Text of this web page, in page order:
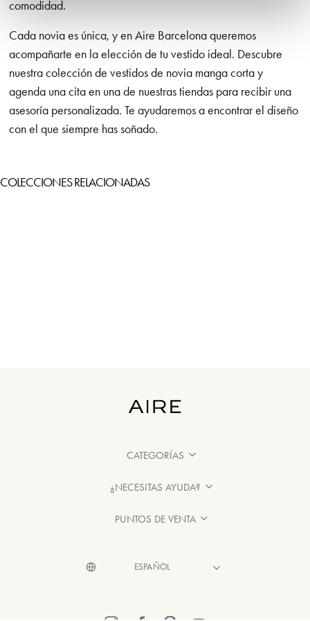
comodidad.
Cada novia es única, y en Aire Barcelona queremos
acompañarte en la elección de tu vestido ideal. Descubre
nuestra colección de vestidos de novia manga corta y
agenda una cita en una de nuestras tiendas para recibir una
asesoría personalizada. Te ayudaremos a encontrar el diseño
con el que siempre has soñado.
COLECCIONES RELACIONADAS
CATEGORÍAS
¿NECESITAS AYUDA?
PUNTOS DE VENTA